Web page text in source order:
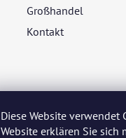
Diese Website verwendet
Website erklären Sie sich
Großhandel
Kontakt
Deutsch Magyar Język